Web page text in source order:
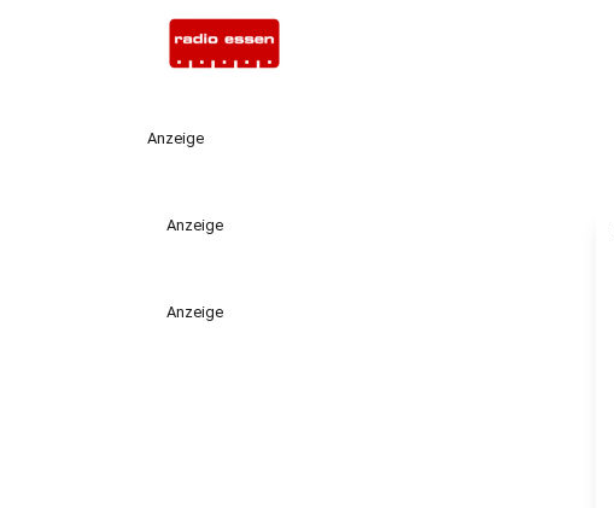
Anzeige
Anzeige
Anzeige